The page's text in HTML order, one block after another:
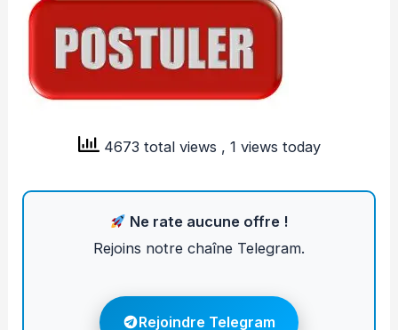
4673 total views , 1 views today
Ne rate aucune offre !
Rejoins notre chaîne Telegram.
Rejoindre Telegram